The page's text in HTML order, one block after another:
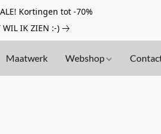
Kortingen tot -70%
WIL IK ZIEN :-)
Maatwerk Webshop